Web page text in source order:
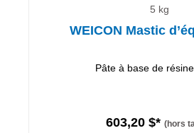
5 kg
WEICON Mastic
Pâte à base de
603,20 $* (hors